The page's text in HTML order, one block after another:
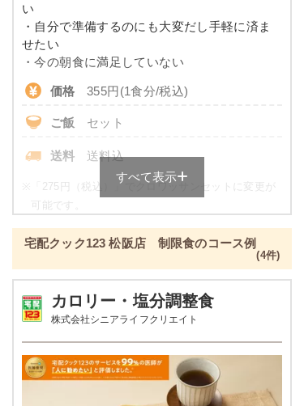
カリウム -
コレステロール
※カロリーは目安の数値であるため、メニューによっ
て異なる場合がございます。 ごはんセットでの栄養
価です。
健康ボリューム食のメニュー例
カレイの唐揚げ
ブロッコリーのカニカマあんかけ
牛肉のオイスターソース
ポテトサラダ
オクラの胡麻和え
栄養素
エネルギー：685kcal、たんぱく質：24.6g、脂
質、19.8g、炭水化物：97.3g、ナトリウム：
い
・自分で準備するのにも大変だし手軽に済ま
せたい
・今の朝食に満足していない
価格 355円(1食分/税込)
ご飯 セット
送料 送料込
※
「275円（税込）」でクロワッサンセットに変更が
可能です。
す。
朝食（パンセット）の栄養素例
カロリー 400〜480kcal前後
0.5g前後
すべて表示
宅配クック123 松阪店 制限食のコース例
(4件)
カロリー・塩分調整食
株式会社シニアライフクリエイト